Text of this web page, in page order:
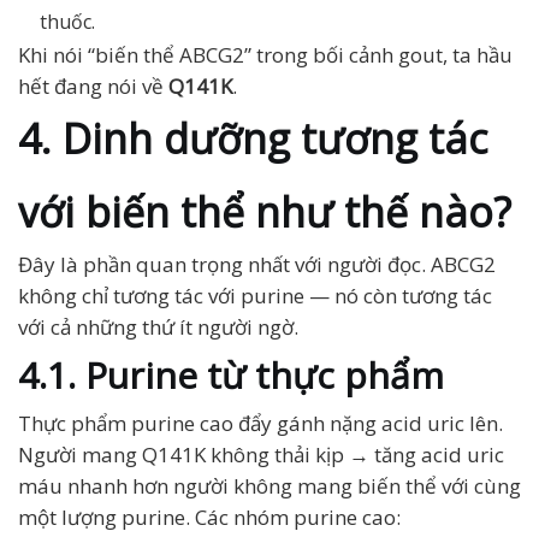
thuốc.
Khi nói “biến thể ABCG2” trong bối cảnh gout, ta hầu
hết đang nói về Q141K.
4. Dinh dưỡng tương tác
với biến thể như thế nào?
Đây là phần quan trọng nhất với người đọc. ABCG2
không chỉ tương tác với purine — nó còn tương tác
với cả những thứ ít người ngờ.
4.1. Purine từ thực phẩm
Thực phẩm purine cao đẩy gánh nặng acid uric lên.
Người mang Q141K không thải kịp → tăng acid uric
máu nhanh hơn người không mang biến thể với cùng
một lượng purine. Các nhóm purine cao: